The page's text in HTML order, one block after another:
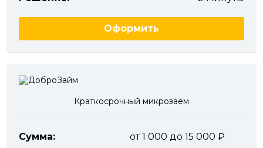
Оформить
Краткосрочный микрозаём
Сумма:
от 1 000 до 15 000